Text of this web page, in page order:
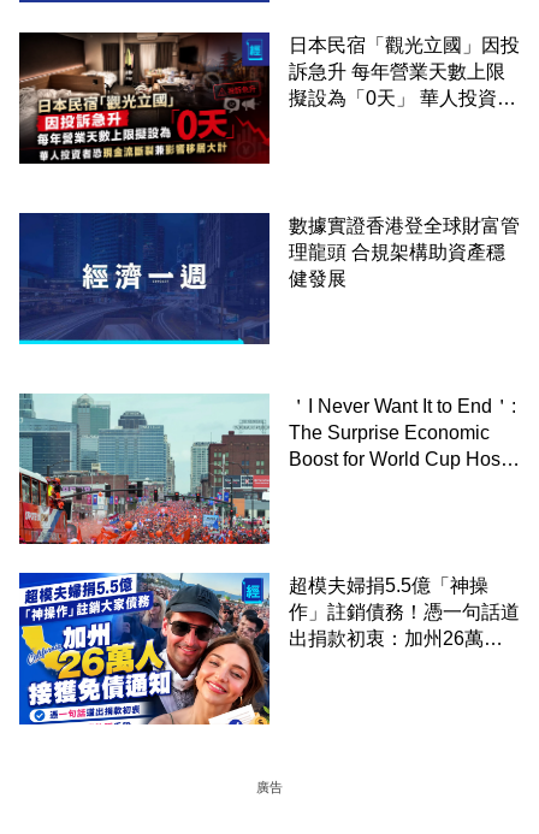
日本民宿「觀光立國」因投
訴急升 每年營業天數上限
擬設為「0天」 華人投資者
數據實證香港登全球財富管
理龍頭 合規架構助資產穩
健發展
＇I Never Want It to End＇:
The Surprise Economic
Boost for World Cup Host
超模夫婦捐5.5億「神操
作」註銷債務！憑一句話道
出捐款初衷：加州26萬人
廣告